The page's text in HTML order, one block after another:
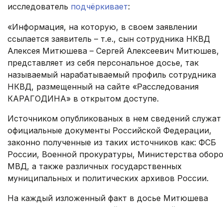
исследователь подчёркивает:
«Информация, на которую, в своем заявлении
ссылается заявитель – т.е., сын сотрудника НКВД
Алексея Митюшева – Сергей Алексеевич Митюшев,
представляет из себя персональное досье, так
называемый нарабатываемый профиль сотрудника
НКВД, размещенный на сайте «Расследования
КАРАГОДИНА» в открытом доступе.
Источником опубликованых в нем сведений служат
официальные документы Российской Федерации,
законно полученные из таких источников как: ФСБ
России, Военной прокуратуры, Министерства
МВД, а также различных государственных
муниципальных и политических архивов России.
На каждый изложенный факт в досье Митюшева